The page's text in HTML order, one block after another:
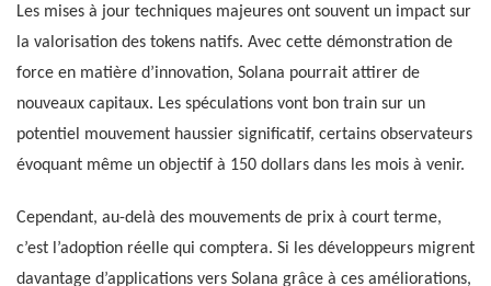
Les mises à jour techniques majeures ont souvent un impact sur
la valorisation des tokens natifs. Avec cette démonstration de
force en matière d’innovation, Solana pourrait attirer de
nouveaux capitaux. Les spéculations vont bon train sur un
potentiel mouvement haussier significatif, certains observateurs
évoquant même un objectif à 150 dollars dans les mois à venir.
Cependant, au-delà des mouvements de prix à court terme,
c’est l’adoption réelle qui comptera. Si les développeurs migrent
davantage d’applications vers Solana grâce à ces améliorations,